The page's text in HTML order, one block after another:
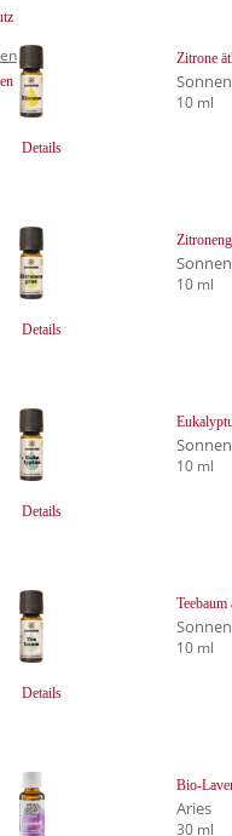
Details
Zitrone
10 ml
Details
10 ml
Details
10 ml
Details
10 ml
Bio-
Aries
30 ml